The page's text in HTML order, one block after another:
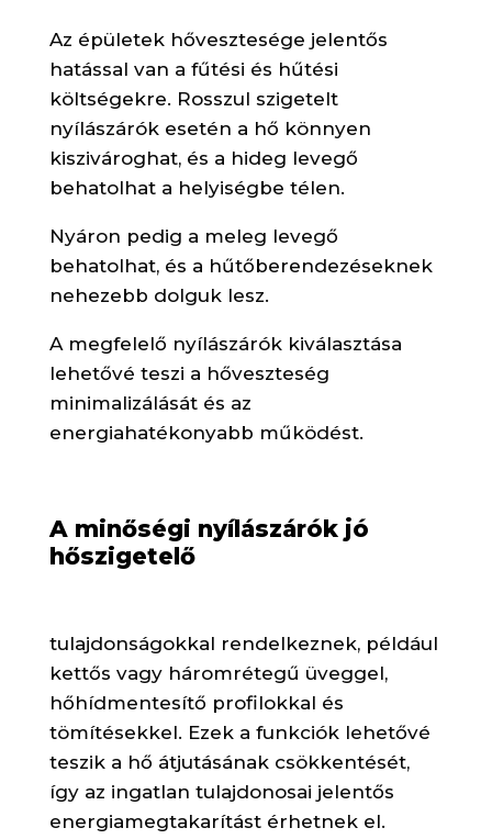
Az épületek hővesztesége jelentős
hatással van a fűtési és hűtési
költségekre. Rosszul szigetelt
nyílászárók esetén a hő könnyen
kiszivároghat, és a hideg levegő
behatolhat a helyiségbe télen.
Nyáron pedig a meleg levegő
behatolhat, és a hűtőberendezéseknek
nehezebb dolguk lesz.
A megfelelő nyílászárók kiválasztása
lehetővé teszi a hőveszteség
minimalizálását és az
energiahatékonyabb működést.
A minőségi nyílászárók jó
hőszigetelő
tulajdonságokkal rendelkeznek, például
kettős vagy háromrétegű üveggel,
hőhídmentesítő profilokkal és
tömítésekkel. Ezek a funkciók lehetővé
teszik a hő átjutásának csökkentését,
így az ingatlan tulajdonosai jelentős
energiamegtakarítást érhetnek el.